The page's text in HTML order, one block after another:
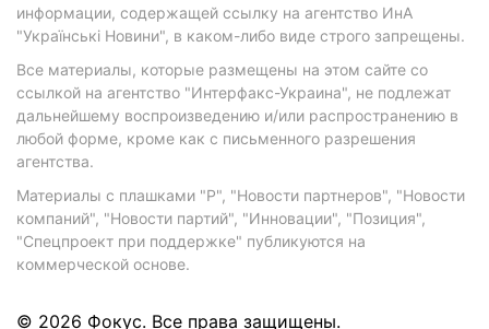
информации, содержащей ссылку на агентство ИнА
"Українські Новини", в каком-либо виде строго запрещены.
Все материалы, которые размещены на этом сайте со
ссылкой на агентство "Интерфакс-Украина", не подлежат
дальнейшему воспроизведению и/или распространению в
любой форме, кроме как с письменного разрешения
агентства.
Материалы с плашками "Р", "Новости партнеров", "Новости
компаний", "Новости партий", "Инновации", "Позиция",
"Спецпроект при поддержке" публикуются на
коммерческой основе.
© 2026 Фокус. Все права защищены.